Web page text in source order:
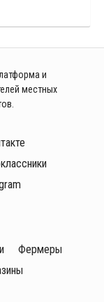
и
местных
Фермеры